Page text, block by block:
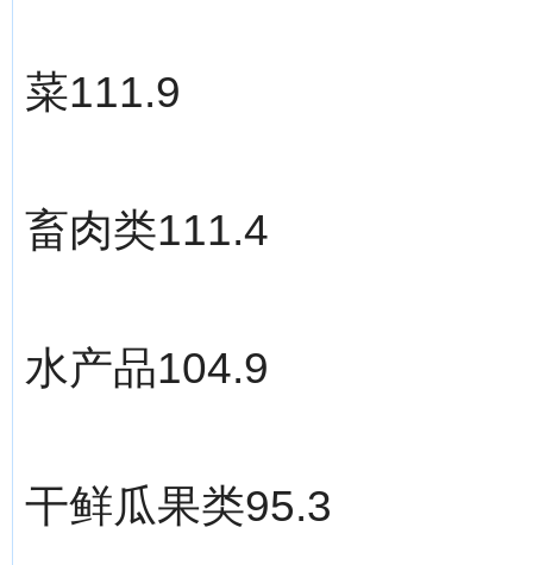
菜111.9
畜肉类111.4
水产品104.9
干鲜瓜果类95.3